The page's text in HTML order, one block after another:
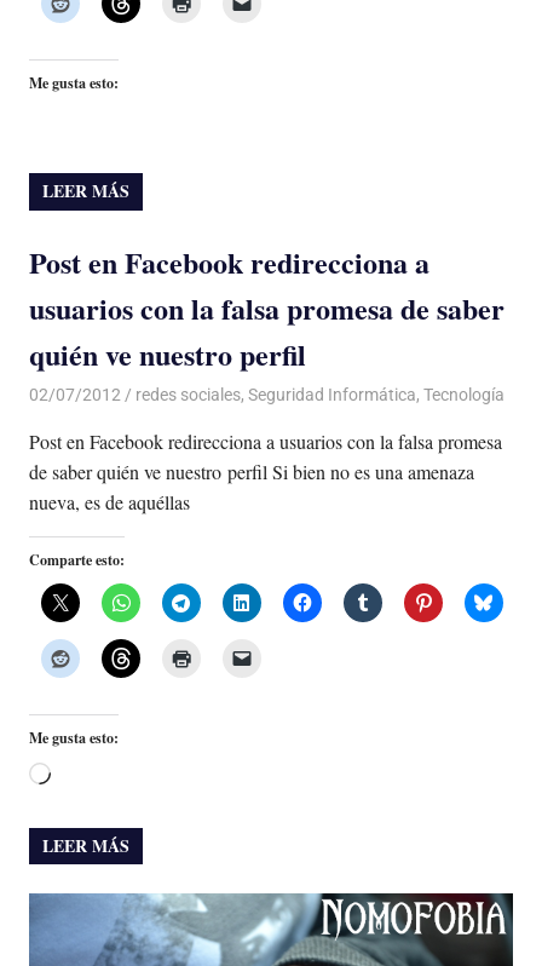
Me gusta esto:
LEER MÁS
Post en Facebook redirecciona a
usuarios con la falsa promesa de saber
quién ve nuestro perfil
02/07/2012 Luis Castellanos
redes sociales, Seguridad Informática, Tecnología
Post en Facebook redirecciona a usuarios con la falsa promesa
de saber quién ve nuestro perfil Si bien no es una amenaza
nueva, es de aquéllas
Comparte esto:
Me gusta esto:
Cargando...
LEER MÁS